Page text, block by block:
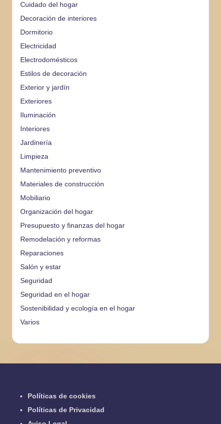
Cuidado del hogar
Decoración de interiores
Dormitorio
Electricidad
Electrodomésticos
Estilos de decoración
Exterior y jardín
Exteriores
Iluminación
Interiores
Jardinería
Limpieza
Mantenimiento preventivo
Materiales de construcción
Mobiliario
Organización del hogar
Presupuesto y finanzas del hogar
Remodelación y reformas
Reparaciones
Salón y estar
Seguridad
Seguridad en el hogar
Sostenibilidad y ecología en el hogar
Varios
Políticas de cookies
Políticas de Privacidad